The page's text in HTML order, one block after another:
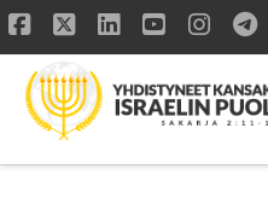
Facebook
X LinkedIn
YouTube